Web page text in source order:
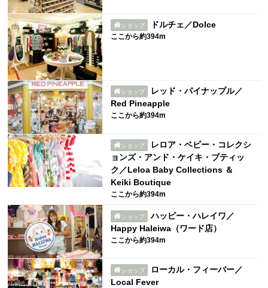
ショップ ドルチェ／Dolce
ここから約394m
ショップ
レッド・パイナップル／
Red Pineapple
ここから約394m
ショップ
レロア・ベビー・コレクシ
ョンズ・アンド・ケイキ・ブティッ
ク／Leloa Baby Collections ＆
Keiki Boutique
ここから約394m
ショップ
ハッピー・ハレイワ／
Happy Haleiwa（ワード店）
ここから約394m
ショップ
ローカル・フィーバー／
Local Fever